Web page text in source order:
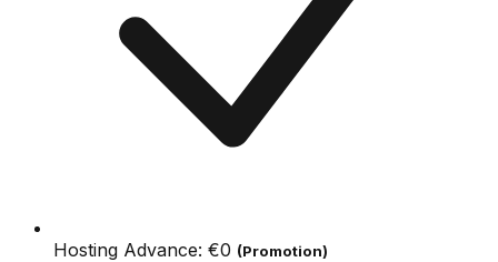
Hosting Advance: €0 (Promotion)